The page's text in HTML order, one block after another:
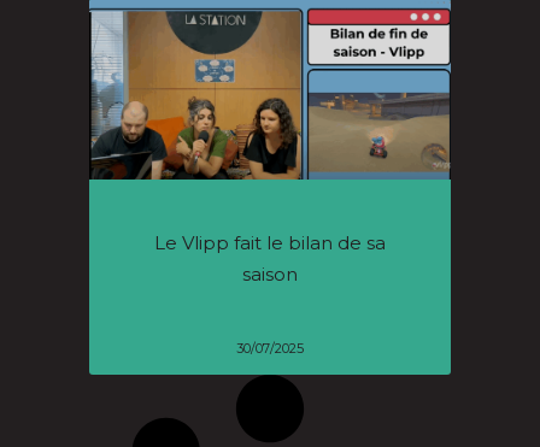
Le Vlipp fait le bilan de sa
saison
30/07/2025